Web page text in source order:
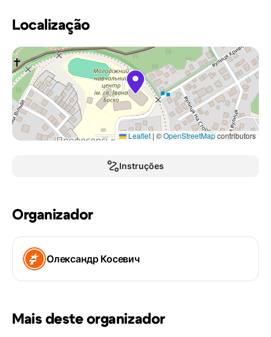
Localização
Leaflet | ©OpenStreetMapcontributors
Instruções
Organizador
Олександр Косевич
Mais deste organizador